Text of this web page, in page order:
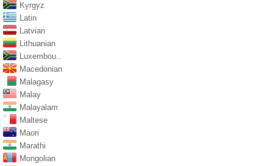
Kyrgyz
Latin
Latvian
Lithuanian
Luxembou..
Macedonian
Malagasy
Malay
Malayalam
Maltese
Maori
Marathi
Mongolian